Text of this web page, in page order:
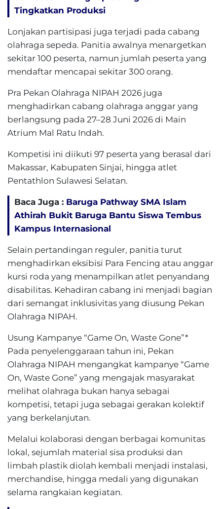
Tingkatkan Produksi
Lonjakan partisipasi juga terjadi pada cabang
olahraga sepeda. Panitia awalnya menargetkan
sekitar 100 peserta, namun jumlah peserta yang
mendaftar mencapai sekitar 300 orang.
Pra Pekan Olahraga NIPAH 2026 juga
menghadirkan cabang olahraga anggar yang
berlangsung pada 27–28 Juni 2026 di Main
Atrium Mal Ratu Indah.
Kompetisi ini diikuti 97 peserta yang berasal dari
Makassar, Kabupaten Sinjai, hingga atlet
Pentathlon Sulawesi Selatan.
Baca Juga : Baruga Pathway SMA Islam
Athirah Bukit Baruga Bantu Siswa Tembus
Kampus Internasional
Selain pertandingan reguler, panitia turut
menghadirkan eksibisi Para Fencing atau anggar
kursi roda yang menampilkan atlet penyandang
disabilitas. Kehadiran cabang ini menjadi bagian
dari semangat inklusivitas yang diusung Pekan
Olahraga NIPAH.
Usung Kampanye “Game On, Waste Gone”*
Pada penyelenggaraan tahun ini, Pekan
Olahraga NIPAH mengangkat kampanye “Game
On, Waste Gone” yang mengajak masyarakat
melihat olahraga bukan hanya sebagai
kompetisi, tetapi juga sebagai gerakan kolektif
yang berkelanjutan.
Melalui kolaborasi dengan berbagai komunitas
lokal, sejumlah material sisa produksi dan
limbah plastik diolah kembali menjadi instalasi,
merchandise, hingga medali yang digunakan
selama rangkaian kegiatan.